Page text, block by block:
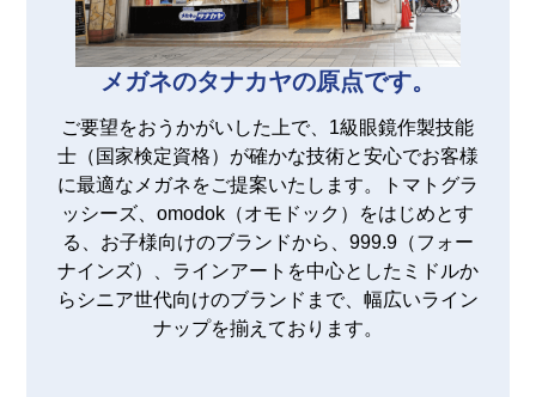
メガネのタナカヤの原点です。
ご要望をおうかがいした上で、1級眼鏡作製技能
士（国家検定資格）が確かな技術と安心でお客様
に最適なメガネをご提案いたします。トマトグラ
ッシーズ、omodok（オモドック）をはじめとす
る、お子様向けのブランドから、999.9（フォー
ナインズ）、ラインアートを中心としたミドルか
らシニア世代向けのブランドまで、幅広いライン
ナップを揃えております。